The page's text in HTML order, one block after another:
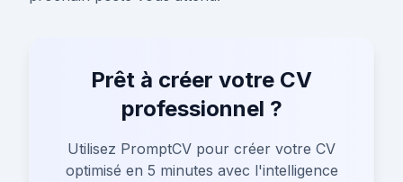
Prêt à créer votre CV
professionnel ?
Utilisez PromptCV pour créer votre CV
optimisé en 5 minutes avec l'intelligence